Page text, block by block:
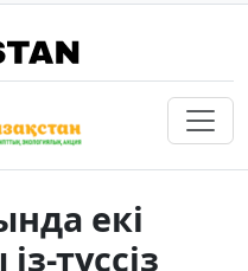
екі
түссіз